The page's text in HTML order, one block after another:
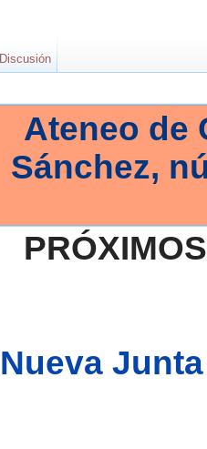
Ateneo de
Sánchez,
Nueva
Discusión